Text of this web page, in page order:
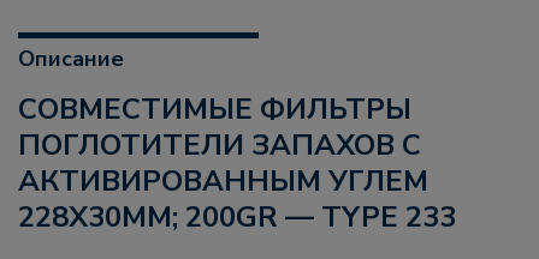
Описание
СОВМЕСТИМЫЕ ФИЛЬТРЫ
ПОГЛОТИТЕЛИ ЗАПАХОВ С
АКТИВИРОВАННЫМ УГЛЕМ
228X30MM; 200GR — TYPE 233